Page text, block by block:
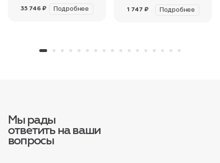
35 746 ₽ Подробнее 1 747 ₽ Подробнее
Мы рады
ответить на ваши
вопросы